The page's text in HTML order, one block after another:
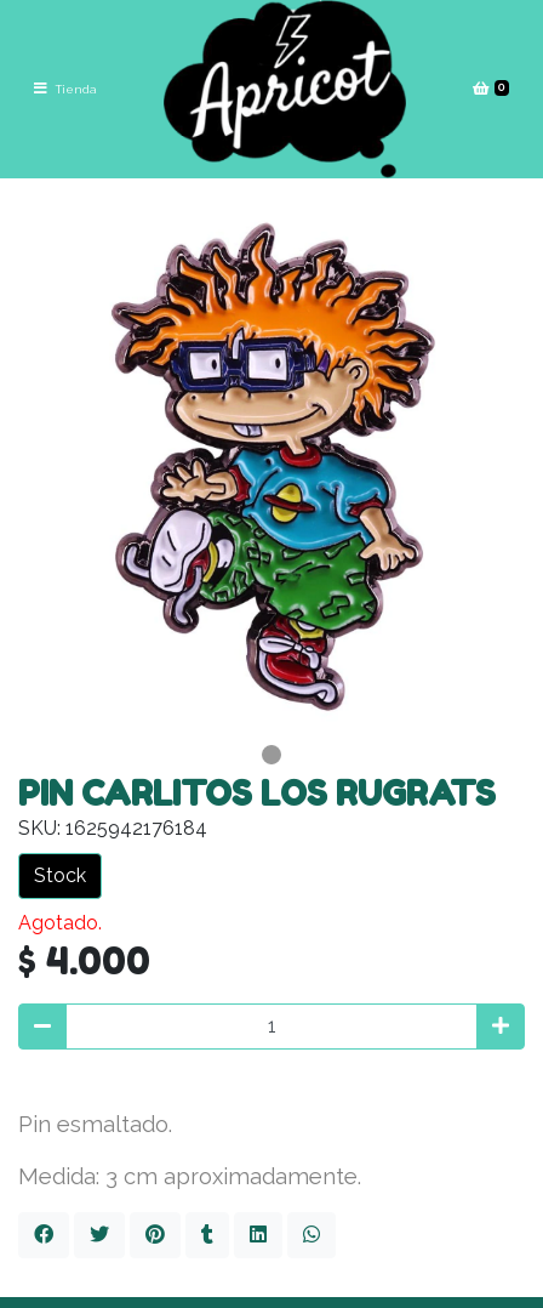
Tienda 0
PIN CARLITOS LOS RUGRATS
SKU: 1625942176184
Stock
Agotado.
$ 4.000
Pin esmaltado.
Medida: 3 cm aproximadamente.